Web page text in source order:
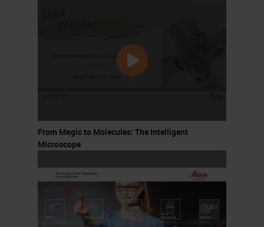
From Magic to Molecules: The Intelligent
Microscope